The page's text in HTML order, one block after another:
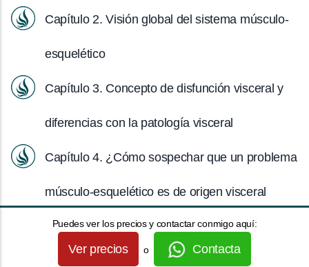
Capítulo 2. Visión global del sistema músculo-
esquelético
Capítulo 3. Concepto de disfunción visceral y
diferencias con la patología visceral
Capítulo 4. ¿Cómo sospechar que un problema
músculo-esquelético es de origen visceral
Capítulo 5. ¿Cómo un problema visceral puede
provocar un dolor músculo-esquelético?
Puedes ver los precios y contactar conmigo aquí:
Ver precios o Contacta